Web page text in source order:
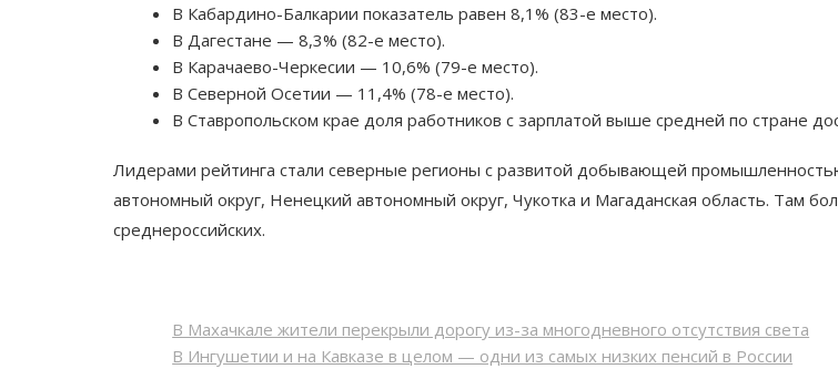
В Кабардино-Балкарии показатель равен 8,1% (83-е место).
В Дагестане — 8,3% (82-е место).
В Карачаево-Черкесии — 10,6% (79-е место).
В Северной Осетии — 11,4% (78-е место).
В Ставропольском крае доля работников с зарплатой выше средней по стране
Лидерами рейтинга стали северные регионы с развитой добывающей
автономный округ, Ненецкий автономный округ, Чукотка и Магаданская область. Там
среднероссийских.
В Махачкале жители перекрыли дорогу из-за многодневного отсутствия света
В Ингушетии и на Кавказе в целом — одни из самых низких пенсий в России